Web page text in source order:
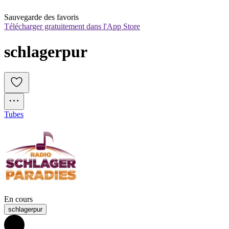
Sauvegarde des favoris
Télécharger gratuitement dans l'App Store
schlagerpur
Tubes
En cours
schlagerpur